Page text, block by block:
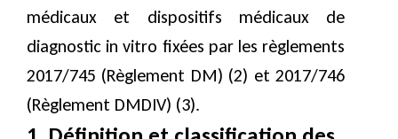
médicaux et dispositifs médicaux de
diagnostic in vitro fixées par les règlements
2017/745 (Règlement DM) (2) et 2017/746
(Règlement DMDIV) (3).